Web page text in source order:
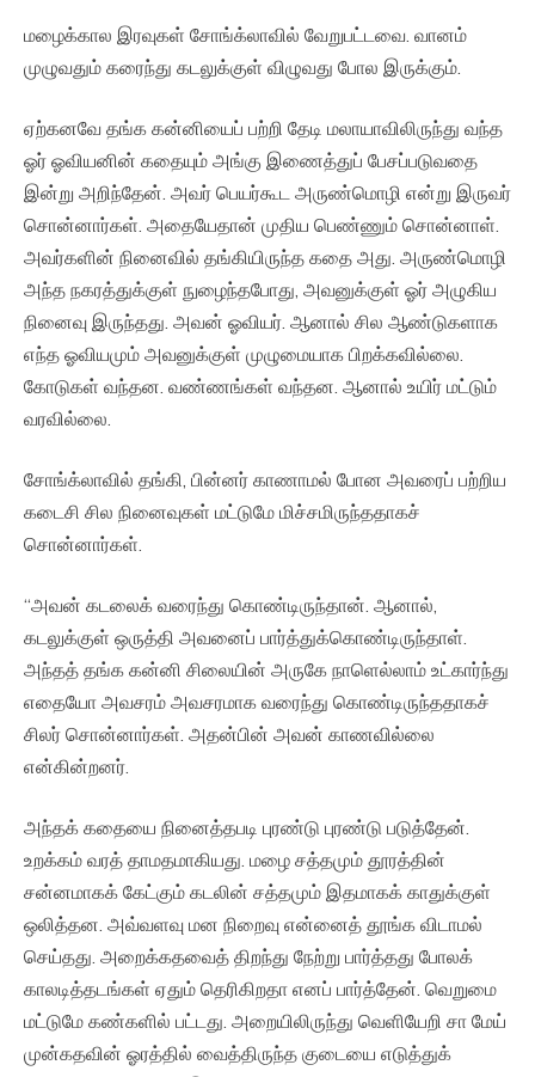
மழைக்கால இரவுகள் சோங்க்லாவில் வேறுபட்டவை. வானம்
முழுவதும் கரைந்து கடலுக்குள் விழுவது போல இருக்கும்.
ஏற்கனவே தங்க கன்னியைப் பற்றி தேடி மலாயாவிலிருந்து வந்த
ஓர் ஓவியனின் கதையும் அங்கு இணைத்துப் பேசப்படுவதை
இன்று அறிந்தேன். அவர் பெயர்கூட அருண்மொழி என்று இருவர்
சொன்னார்கள். அதையேதான் முதிய பெண்ணும் சொன்னாள்.
அவர்களின் நினைவில் தங்கியிருந்த கதை அது. அருண்மொழி
அந்த நகரத்துக்குள் நுழைந்தபோது, அவனுக்குள் ஓர் அழுகிய
நினைவு இருந்தது. அவன் ஓவியர். ஆனால் சில ஆண்டுகளாக
எந்த ஓவியமும் அவனுக்குள் முழுமையாக பிறக்கவில்லை.
கோடுகள் வந்தன. வண்ணங்கள் வந்தன. ஆனால் உயிர் மட்டும்
வரவில்லை.
சோங்க்லாவில் தங்கி, பின்னர் காணாமல் போன அவரைப் பற்றிய
கடைசி சில நினைவுகள் மட்டுமே மிச்சமிருந்ததாகச்
சொன்னார்கள்.
“அவன் கடலைக் வரைந்து கொண்டிருந்தான். ஆனால்,
கடலுக்குள் ஒருத்தி அவனைப் பார்த்துக்கொண்டிருந்தாள்.
அந்தத் தங்க கன்னி சிலையின் அருகே நாளெல்லாம் உட்கார்ந்து
எதையோ அவசரம் அவசரமாக வரைந்து கொண்டிருந்ததாகச்
சிலர் சொன்னார்கள். அதன்பின் அவன் காணவில்லை
என்கின்றனர்.
அந்தக் கதையை நினைத்தபடி புரண்டு புரண்டு படுத்தேன்.
உறக்கம் வரத் தாமதமாகியது. மழை சத்தமும் தூரத்தின்
சன்னமாகக் கேட்கும் கடலின் சத்தமும் இதமாகக் காதுக்குள்
ஒலித்தன. அவ்வளவு மன நிறைவு என்னைத் தூங்க விடாமல்
செய்தது. அறைக்கதவைத் திறந்து நேற்று பார்த்தது போலக்
காலடித்தடங்கள் ஏதும் தெரிகிறதா எனப் பார்த்தேன். வெறுமை
மட்டுமே கண்களில் பட்டது. அறையிலிருந்து வெளியேறி சா மேய்
முன்கதவின் ஓரத்தில் வைத்திருந்த குடையை எடுத்துக்